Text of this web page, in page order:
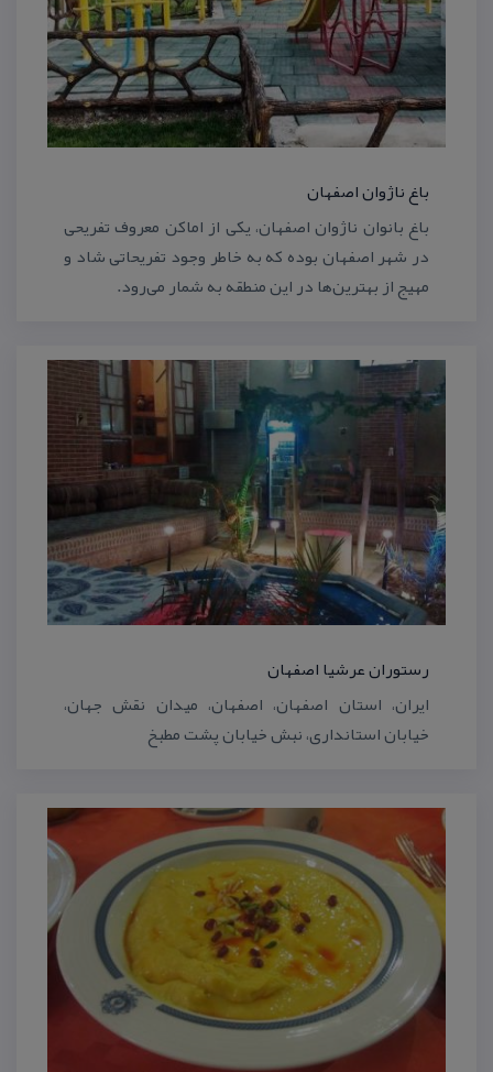
باغ ناژوان اصفهان
باغ بانوان ناژوان اصفهان، یكی از اماكن معروف تفریحی
در شهر اصفهان بوده كه به خاطر وجود تفریحاتی شاد و
مهیج از بهترین‌ها در این منطقه به شمار می‌رود.
رستوران عرشیا اصفهان
ایران، استان اصفهان، اصفهان، میدان نقش جهان،
خیابان استانداری، نبش خیابان پشت مطبخ